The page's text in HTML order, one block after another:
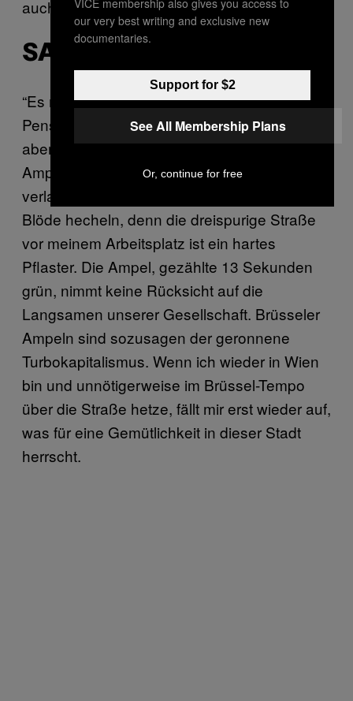
auch immer gut.”
SARA, 23, BRÜSSEL
“Es mag so klingen, als wäre eine
Pensionistin in meinem Körper gefangen,
aber ich vermisse die Grünphasen an Wiener
Ampeln. Wenn ich in der Früh das Haus
verlasse, muss ich zunächst mal wie eine
Blöde hecheln, denn die dreispurige Straße
vor meinem Arbeitsplatz ist ein hartes
Pflaster. Die Ampel, gezählte 13 Sekunden
grün, nimmt keine Rücksicht auf die
Langsamen unserer Gesellschaft. Brüsseler
Ampeln sind sozusagen der geronnene
Turbokapitalismus. Wenn ich wieder in Wien
bin und unnötigerweise im Brüssel-Tempo
über die Straße hetze, fällt mir erst wieder auf,
was für eine Gemütlichkeit in dieser Stadt
herrscht.
our very best writing and exclusive new
documentaries.
Support for $2
See All Membership Plans
Or, continue for free